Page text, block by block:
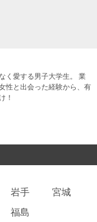
く愛する男子大学生。 業
性と出会った経験から、有
！
岩手
宮城
福島